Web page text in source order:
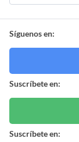
Síguenos en:
Suscríbete en:
Suscríbete en: